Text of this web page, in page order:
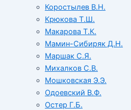
Коростылев В.Н.
Крюкова Т.Ш.
Макарова Т.К.
Мамин-Сибиряк Д.Н.
Маршак С.Я.
Михалков С.В.
Мошковская Э.Э.
Одоевский В.Ф.
Остер Г.Б.